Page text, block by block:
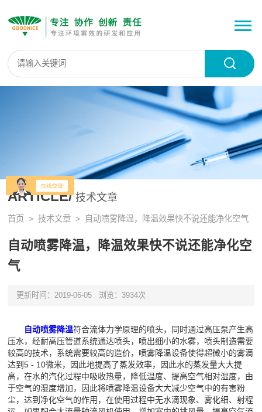
ARTICLE/技术文章
首页 >技术文章 > 自动喷雾降温，降温效果快不说还能净化空气
自动喷雾降温，降温效果快不说还能净化空
气
更新时间：2019-06-05 浏览：3934次
自动喷雾降温符合流体力学原理的喷头，同时通过高压泵产生高
压水，经耐高压管道系统通达喷头，喷出细小的水雾，喷头制造需要
较高的技术，系统需要较高的造价，喷雾降温设备使得超微小的雾滴
达到5 - 10微米，因此地提高了蒸发效率，因此水的蒸发量大大提
高，在水的汽化过程中吸收热量，降低温度、提高空气相对湿度，由
于空气的湿度增加，因此将喷雾降温设备大大减少空气中的有害粉
尘，达到净化空气的作用，在使用过程中无水滴现象、雾化细、射程